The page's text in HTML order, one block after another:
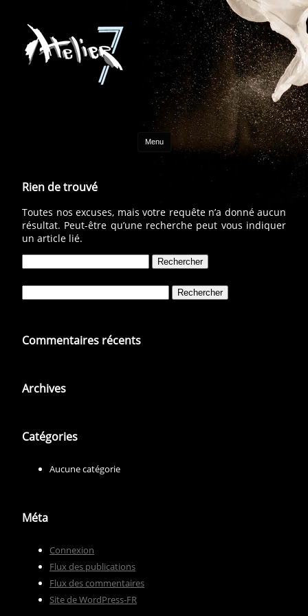
Menu Aller au contenu
Rien de trouvé
Toutes nos excuses, mais votre requête n’a donné aucun
résultat. Peut-être qu’une recherche peut vous indiquer
un article lié.
Commentaires récents
Archives
Catégories
Aucune catégorie
Méta
Connexion
Flux des publications
Flux des commentaires
Site de WordPress-FR